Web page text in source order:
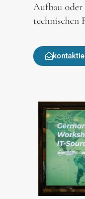
Aufbau
technischen